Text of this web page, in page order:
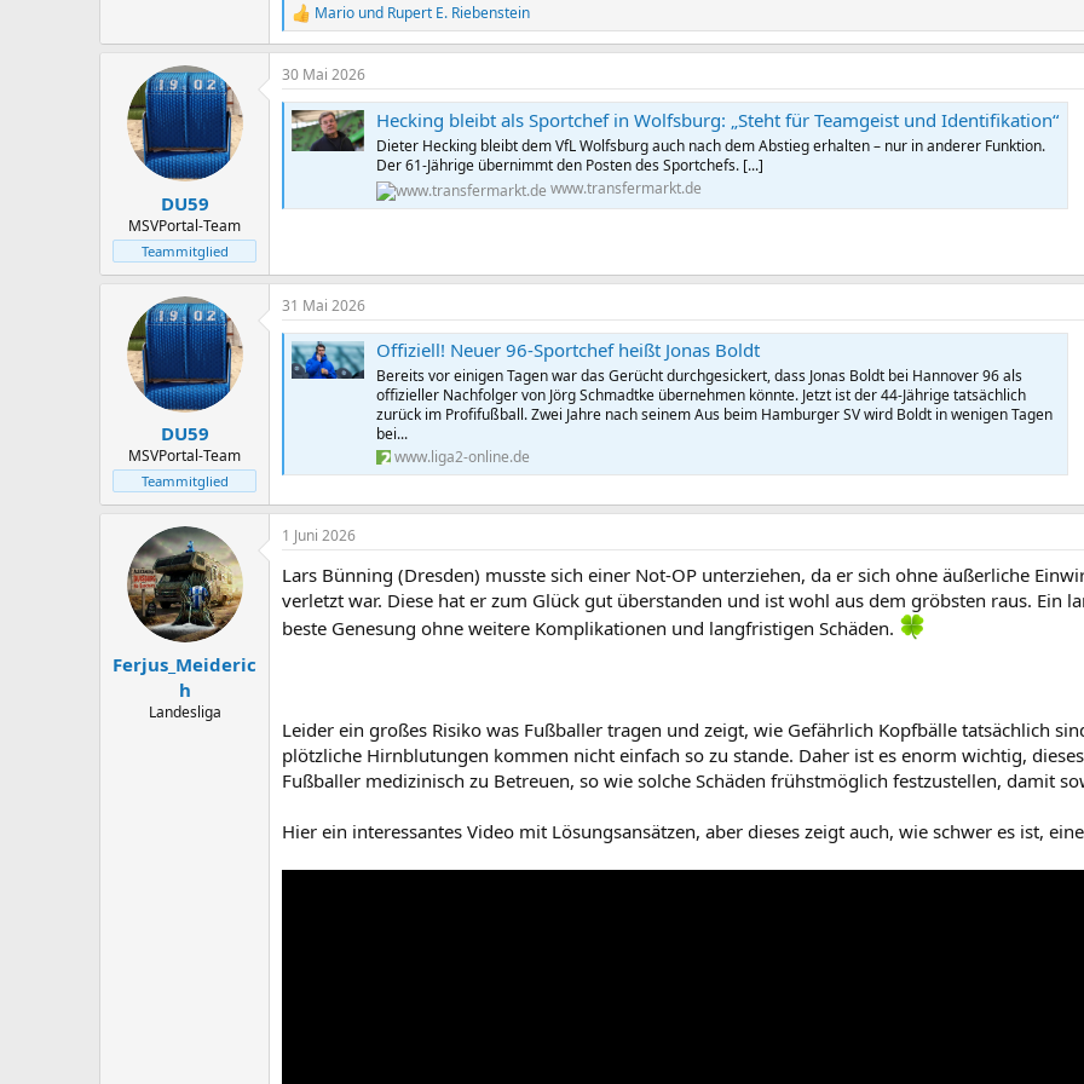
R
e
a
k
t
i
o
n
:
Mario und Rupert E. Riebenstein
DU59
MSVPortal-Team
Teammitglied
30 Mai 2026
Hecking bleibt als Sportchef in Wolfsburg: „Steht für Teamgeist und Identifikation“
Dieter Hecking bleibt dem VfL Wolfsburg auch nach dem Abstieg erhalten – nur in anderer Funktion.
Der 61-Jährige übernimmt den Posten des Sportchefs. [...]
www.transfermarkt.de
DU59
MSVPortal-Team
Teammitglied
31 Mai 2026
Offiziell! Neuer 96-Sportchef heißt Jonas Boldt
Bereits vor einigen Tagen war das Gerücht durchgesickert, dass Jonas Boldt bei Hannover 96 als
offizieller Nachfolger von Jörg Schmadtke übernehmen könnte. Jetzt ist der 44-Jährige tatsächlich
zurück im Profifußball. Zwei Jahre nach seinem Aus beim Hamburger SV wird Boldt in wenigen Tagen
bei...
www.liga2-online.de
Ferjus_Meideric
h
Landesliga
1 Juni 2026
Lars Bünning (Dresden) musste sich einer Not-OP unterziehen, da er sich ohne äußerliche
verletzt war. Diese hat er zum Glück gut überstanden und ist wohl aus dem gröbsten raus. Ein
beste Genesung ohne weitere Komplikationen und langfristigen Schäden.
Leider ein großes Risiko was Fußballer tragen und zeigt, wie Gefährlich Kopfbälle tatsächlich
plötzliche Hirnblutungen kommen nicht einfach so zu stande. Daher ist es enorm wichtig,
Fußballer medizinisch zu Betreuen, so wie solche Schäden frühstmöglich festzustellen, damit
Hier ein interessantes Video mit Lösungsansätzen, aber dieses zeigt auch, wie schwer es ist,